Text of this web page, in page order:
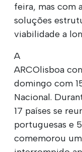
feira, mas com
soluções
viabilidade a
A
ARCOlisboa
domingo com
Nacional.
17 países se
portuguesas e
comemorou